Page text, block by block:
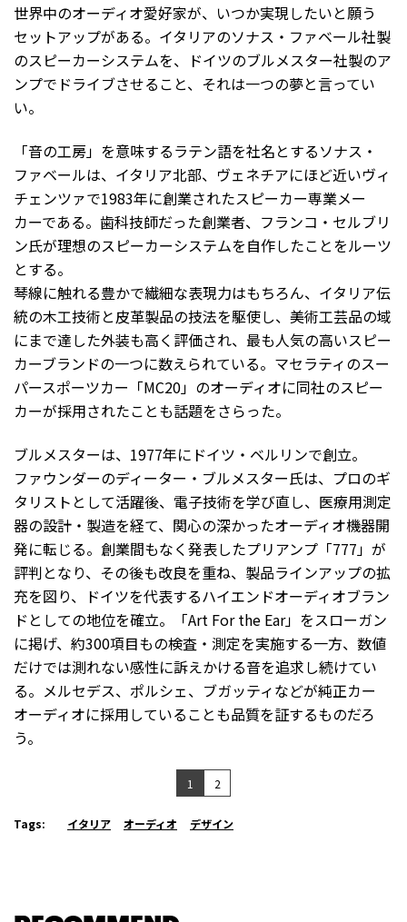
世界中のオーディオ愛好家が、いつか実現したいと願う
セットアップがある。イタリアのソナス・ファベール社製
のスピーカーシステムを、ドイツのブルメスター社製のア
ンプでドライブさせること、それは一つの夢と言ってい
い。
「音の工房」を意味するラテン語を社名とするソナス・
ファベールは、イタリア北部、ヴェネチアにほど近いヴィ
チェンツァで1983年に創業されたスピーカー専業メー
カーである。歯科技師だった創業者、フランコ・セルブリ
ン氏が理想のスピーカーシステムを自作したことをルーツ
とする。
琴線に触れる豊かで繊細な表現力はもちろん、イタリア伝
統の木工技術と皮革製品の技法を駆使し、美術工芸品の域
にまで達した外装も高く評価され、最も人気の高いスピー
カーブランドの一つに数えられている。マセラティのスー
パースポーツカー「MC20」のオーディオに同社のスピー
カーが採用されたことも話題をさらった。
ブルメスターは、1977年にドイツ・ベルリンで創立。
ファウンダーのディーター・ブルメスター氏は、プロのギ
タリストとして活躍後、電子技術を学び直し、医療用測定
器の設計・製造を経て、関心の深かったオーディオ機器開
発に転じる。創業間もなく発表したプリアンプ「777」が
評判となり、その後も改良を重ね、製品ラインアップの拡
充を図り、ドイツを代表するハイエンドオーディオブラン
ドとしての地位を確立。「Art For the Ear」をスローガン
に掲げ、約300項目もの検査・測定を実施する一方、数値
だけでは測れない感性に訴えかける音を追求し続けてい
る。メルセデス、ポルシェ、ブガッティなどが純正カー
オーディオに採用していることも品質を証するものだろ
う。
1 2
Tags: イタリア オーディオ デザイン